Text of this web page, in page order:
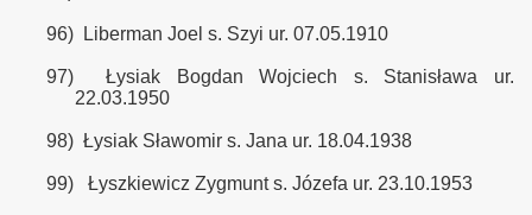
96) Liberman Joel s. Szyi ur. 07.05.1910
97)
Łysiak Bogdan Wojciech s. Stanisława ur.
22.03.1950
98) Łysiak Sławomir s. Jana ur. 18.04.1938
99) Łyszkiewicz Zygmunt s. Józefa ur. 23.10.1953